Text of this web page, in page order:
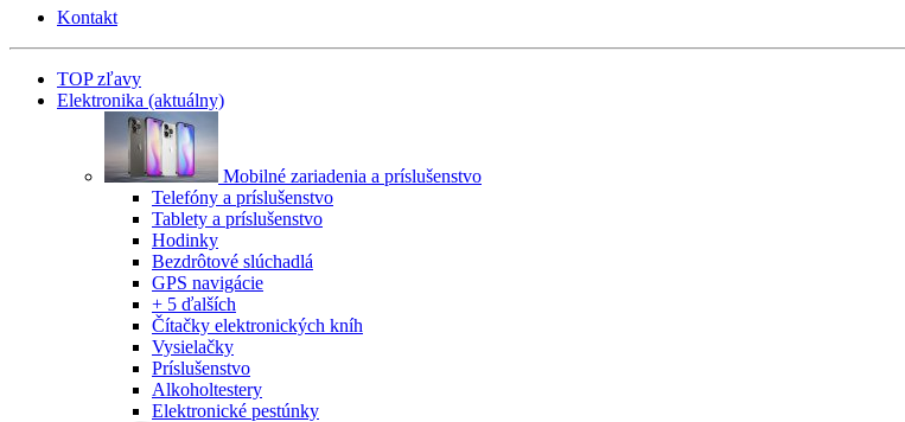
Kontakt
TOP zľavy
Elektronika (aktuálny)
Mobilné zariadenia a príslušenstvo
Telefóny a príslušenstvo
Tablety a príslušenstvo
Hodinky
Bezdrôtové slúchadlá
GPS navigácie
+ 5 ďalších
Čítačky elektronických kníh
Vysielačky
Príslušenstvo
Alkoholtestery
Elektronické pestúnky